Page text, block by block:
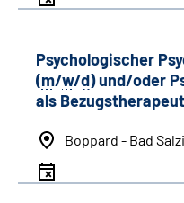
Psychologischer
(m/w/d) und/oder
als
Boppard - Bad